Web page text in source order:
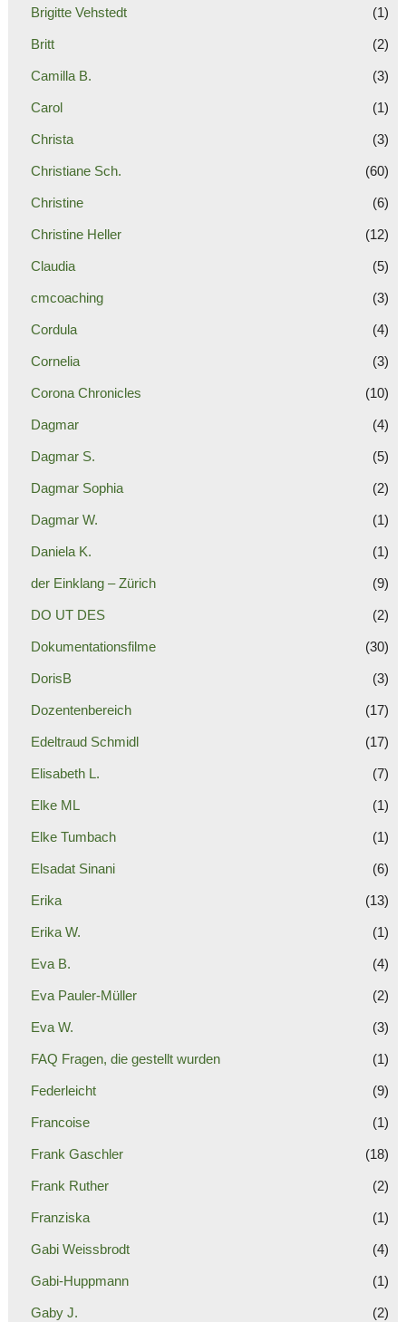
Brigitte Vehstedt (1)
Britt (2)
Camilla B. (3)
Carol (1)
Christa (3)
Christiane Sch. (60)
Christine (6)
Christine Heller (12)
Claudia (5)
cmcoaching (3)
Cordula (4)
Cornelia (3)
Corona Chronicles (10)
Dagmar (4)
Dagmar S. (5)
Dagmar Sophia (2)
Dagmar W. (1)
Daniela K. (1)
der Einklang – Zürich (9)
DO UT DES (2)
Dokumentationsfilme (30)
DorisB (3)
Dozentenbereich (17)
Edeltraud Schmidl (17)
Elisabeth L. (7)
Elke ML (1)
Elke Tumbach (1)
Elsadat Sinani (6)
Erika (13)
Erika W. (1)
Eva B. (4)
Eva Pauler-Müller (2)
Eva W. (3)
FAQ Fragen, die gestellt wurden (1)
Federleicht (9)
Francoise (1)
Frank Gaschler (18)
Frank Ruther (2)
Franziska (1)
Gabi Weissbrodt (4)
Gabi-Huppmann (1)
Gaby J. (2)